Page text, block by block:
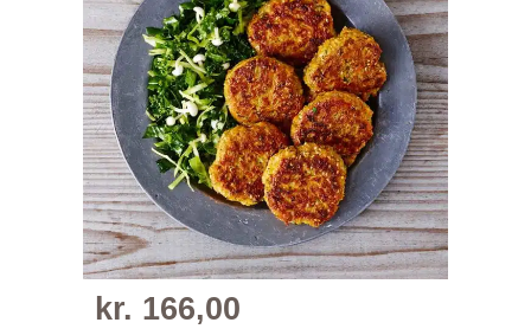
kr. 166,00